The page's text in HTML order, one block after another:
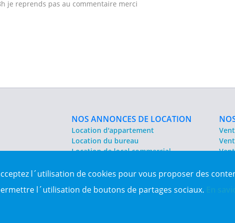
je reprends pas au commentaire merci
l´utilisation de cookies pour vous proposer des
l´utilisation de boutons de partages sociaux.
Algérie
NOS ANNONCES DE LOCATION
Location d'appartement
Location du bureau
Location de local commercial